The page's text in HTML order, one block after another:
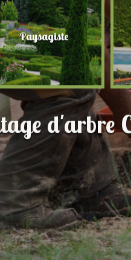
Paysagiste
d'arbre